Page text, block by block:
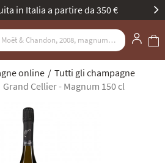
a partire da 350 €
online
Tutti gli champagne
Grand Cellier - Magnum 150 cl